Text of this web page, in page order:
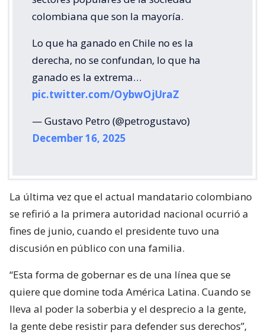
colombiana que son la mayoría.
Lo que ha ganado en Chile no es la
derecha, no se confundan, lo que ha
ganado es la extrema…
pic.twitter.com/OybwOjUraZ
— Gustavo Petro (@petrogustavo)
December 16, 2025
La última vez que el actual mandatario colombiano
se refirió a la primera autoridad nacional ocurrió a
fines de junio, cuando el presidente tuvo una
discusión en público con una familia.
“Esta forma de gobernar es de una línea que se
quiere que domine toda América Latina. Cuando se
lleva al poder la soberbia y el desprecio a la gente,
la gente debe resistir para defender sus derechos”,